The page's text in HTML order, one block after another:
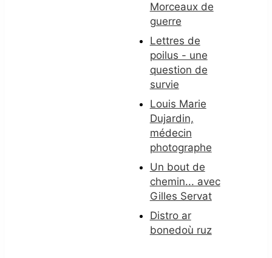
Morceaux de
guerre
Lettres de
poilus - une
question de
survie
Louis Marie
Dujardin,
médecin
photographe
Un bout de
chemin... avec
Gilles Servat
Distro ar
bonedoù ruz